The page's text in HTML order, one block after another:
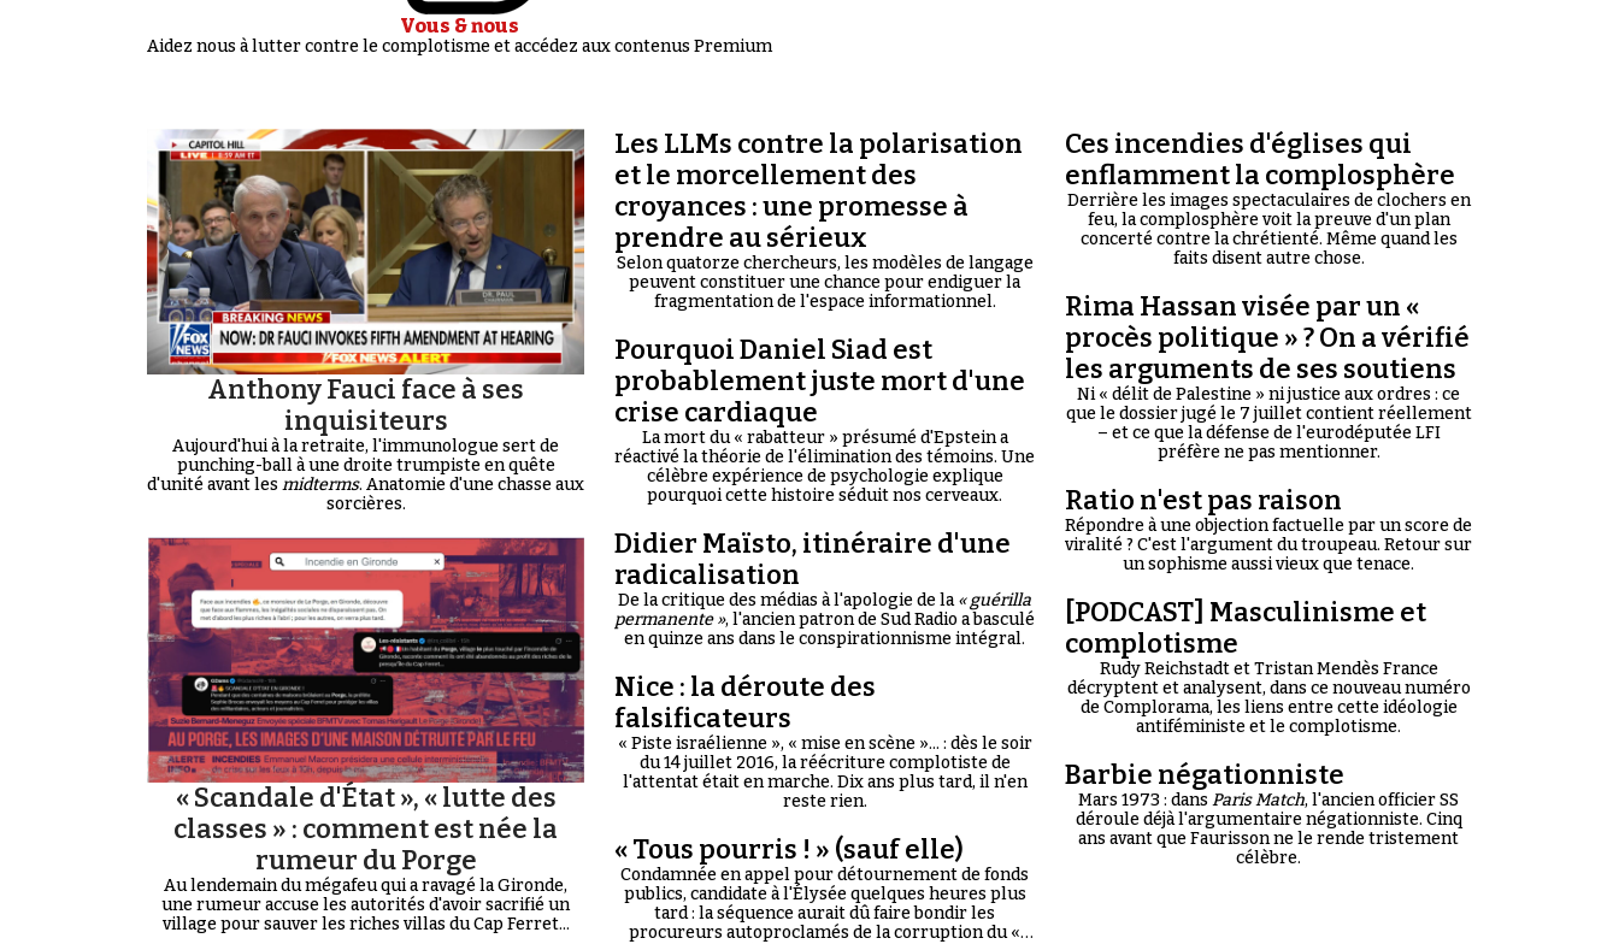
Vous & nous
Aidez nous à lutter contre le complotisme et accédez aux contenus Premium
Anthony Fauci face à ses
inquisiteurs
Aujourd'hui à la retraite, l'immunologue sert de
punching-ball à une droite trumpiste en quête
d'unité avant les midterms. Anatomie d'une chasse aux
sorcières.
« Scandale d'État », « lutte des
classes » : comment est née la
rumeur du Porge
Au lendemain du mégafeu qui a ravagé la Gironde,
une rumeur accuse les autorités d'avoir sacrifié un
village pour sauver les riches villas du Cap Ferret...
Les LLMs contre la polarisation
et le morcellement des
croyances : une promesse à
prendre au sérieux
Selon quatorze chercheurs, les modèles de langage
peuvent constituer une chance pour endiguer la
fragmentation de l'espace informationnel.
Pourquoi Daniel Siad est
probablement juste mort d'une
crise cardiaque
La mort du « rabatteur » présumé d'Epstein a
réactivé la théorie de l'élimination des témoins. Une
célèbre expérience de psychologie explique
pourquoi cette histoire séduit nos cerveaux.
Didier Maïsto, itinéraire d'une
radicalisation
De la critique des médias à l'apologie de la« guérilla
permanente », l'ancien patron de Sud Radio a basculé
en quinze ans dans le conspirationnisme intégral.
Nice : la déroute des
falsificateurs
« Piste israélienne », « mise en scène »... : dès le soir
du 14 juillet 2016, la réécriture complotiste de
l'attentat était en marche. Dix ans plus tard, il n'en
reste rien.
« Tous pourris ! » (sauf elle)
Condamnée en appel pour détournement de fonds
publics, candidate à l'Élysée quelques heures plus
tard : la séquence aurait dû faire bondir les
procureurs autoproclamés de la corruption du «
Ces incendies d'églises qui
enflamment la complosphère
Derrière les images spectaculaires de clochers en
feu, la complosphère voit la preuve d'un plan
concerté contre la chrétienté. Même quand les
faits disent autre chose.
Rima Hassan visée par un «
procès politique » ? On a vérifié
les arguments de ses soutiens
Ni « délit de Palestine » ni justice aux ordres : ce
que le dossier jugé le 7 juillet contient réellement
– et ce que la défense de l'eurodéputée LFI
préfère ne pas mentionner.
Ratio n'est pas raison
Répondre à une objection factuelle par un score de
viralité ? C'est l'argument du troupeau. Retour sur
un sophisme aussi vieux que tenace.
[PODCAST] Masculinisme et
complotisme
Rudy Reichstadt et Tristan Mendès France
décryptent et analysent, dans ce nouveau numéro
de Complorama, les liens entre cette idéologie
antiféministe et le complotisme.
Barbie négationniste
Mars 1973 : dans Paris Match, l'ancien officier SS
déroule déjà l'argumentaire négationniste. Cinq
ans avant que Faurisson ne le rende tristement
célèbre.